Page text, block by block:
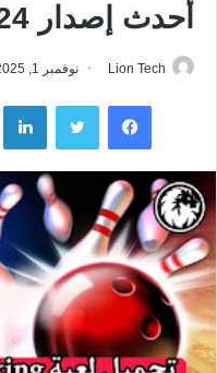
أحدث إصدار 2024
Lion Tech نوفمبر 1, 2025
فيسبوك تويتر